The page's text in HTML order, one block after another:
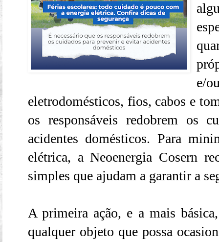
e/
eletrodomésticos, fios, cabos e
os responsáveis redobrem os
acidentes domésticos. Para
elétrica, a Neoenergia Cosern
simples que ajudam a garantir a
A primeira ação, e a mais
qualquer objeto que possa